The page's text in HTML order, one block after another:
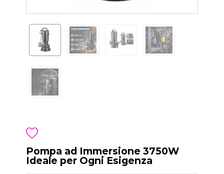
Pompa ad Immersione 3750W
Ideale per Ogni Esigenza